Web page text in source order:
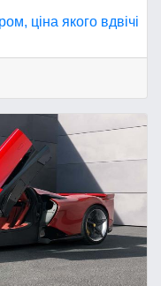
ціна якого вдвічі